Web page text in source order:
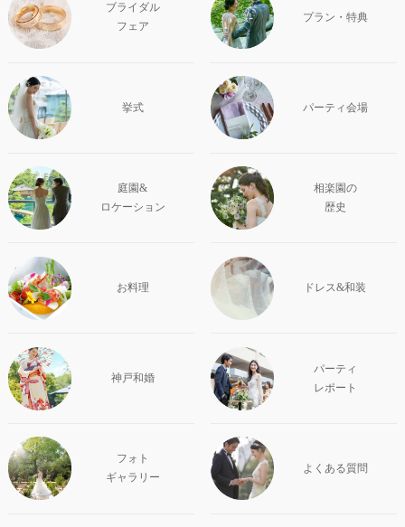
ブライダル
フェア
プラン・特典
挙式 パーティ会場
庭園&
ロケーション
相楽園の
歴史
お料理 ドレス&和装
神戸和婚
パーティ
レポート
フォト
ギャラリー
よくある質問